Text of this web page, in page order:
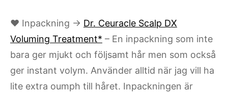
♥ Inpackning → Dr. Ceuracle Scalp DX
Voluming Treatment* – En inpackning som inte
bara ger mjukt och följsamt hår men som också
ger instant volym. Använder alltid när jag vill ha
lite extra oumph till håret. Inpackningen är